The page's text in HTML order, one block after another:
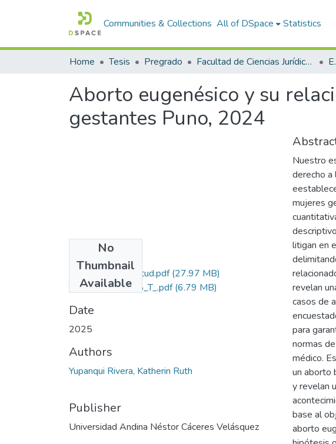
Communities & Collections All of DSpace Statistics
Home Tesis Pregrado Facultad de Ciencias Jurídicas y Políticas
Aborto eugenésico y su
gestantes Puno, 2024
No
Thumbnail
Available
Grado de Similitud.pdf(27.97 MB)
T036_73643238_T_.pdf(6.79 MB)
Date
2025
Authors
Yupanqui Rivera, Katherin Ruth
Publisher
Universidad Andina Néstor Cáceres Velásquez
Nuestro
derecho
mujeres
litigan en
revelan
casos de
para
normas
médico.
un aborto
y revelan
base al
aborto